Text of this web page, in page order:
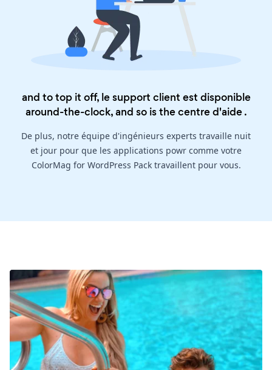
and to top it off, le support client est disponible
around-the-clock, and so is thecentre d'aide.
De plus, notre équipe d'ingénieurs experts travaille nuit
et jour pour que les applications powr comme votre
ColorMag for WordPress Pack travaillent pour vous.